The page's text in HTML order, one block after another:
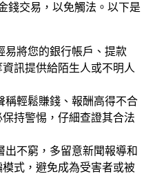
錢交易，以免觸法。以下是
易將您的銀行帳戶、提款
訊提供給陌生人或不明人
稱輕鬆賺錢、報酬高得不合
持警惕，仔細查證其合法
出不窮，多留意新聞報導和
式，避免成為受害者或被